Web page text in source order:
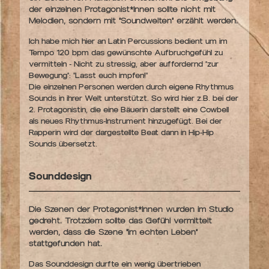
der einzelnen Protagonist*Innen sollte nicht mit
Melodien, sondern mit "Soundwelten" erzählt werden.
Ich habe mich hier an Latin Percussions bedient um im
Tempo 120 bpm das gewünschte Aufbruchgefühl zu
vermitteln - Nicht zu stressig, aber auffordernd "zur
Bewegung": "Lasst euch impfen!"
Die einzelnen Personen werden durch eigene Rhythmus
Sounds in ihrer Welt unterstützt. So wird hier z.B. bei der
2. Protagonistin, die eine Bäuerin darstellt eine Cowbell
als neues Rhythmus-Instrument hinzugefügt. Bei der
Rapperin wird der dargestellte Beat dann in Hip-Hip
Sounds übersetzt.
Sounddesign
Die Szenen der Protagonist*Innen wurden im Studio
gedreht. Trotzdem sollte das Gefühl vermittelt
werden, dass die Szene "im echten Leben"
stattgefunden hat.
Das Sounddesign durfte ein wenig übertrieben